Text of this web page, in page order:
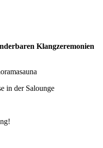
Klangzeremonien
in der Salounge